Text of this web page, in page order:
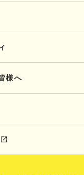
様へ